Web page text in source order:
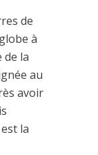
de
à
de la
au
avoir
la